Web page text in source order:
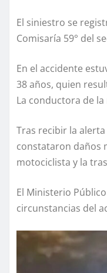
El siniestro se
Comisaría 59° del
En el accidente
38 años, quien
La conductora de
Tras recibir la
constataron daños
motociclista y la
El Ministerio
circunstancias del